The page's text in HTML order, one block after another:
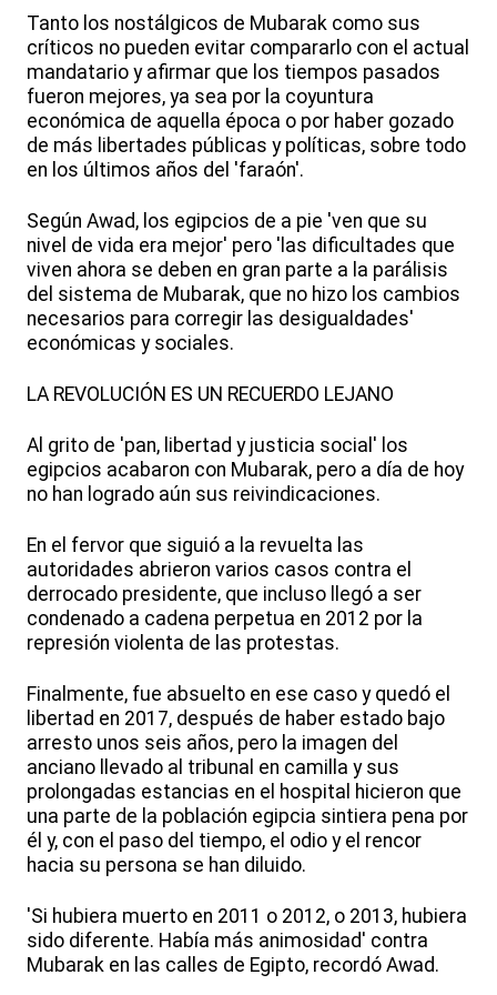
Tanto los nostálgicos de Mubarak como sus
críticos no pueden evitar compararlo con el actual
mandatario y afirmar que los tiempos pasados
fueron mejores, ya sea por la coyuntura
económica de aquella época o por haber gozado
de más libertades públicas y políticas, sobre todo
en los últimos años del 'faraón'.
Según Awad, los egipcios de a pie 'ven que su
nivel de vida era mejor' pero 'las dificultades que
viven ahora se deben en gran parte a la parálisis
del sistema de Mubarak, que no hizo los cambios
necesarios para corregir las desigualdades'
económicas y sociales.
LA REVOLUCIÓN ES UN RECUERDO LEJANO
Al grito de 'pan, libertad y justicia social' los
egipcios acabaron con Mubarak, pero a día de hoy
no han logrado aún sus reivindicaciones.
En el fervor que siguió a la revuelta las
autoridades abrieron varios casos contra el
derrocado presidente, que incluso llegó a ser
condenado a cadena perpetua en 2012 por la
represión violenta de las protestas.
Finalmente, fue absuelto en ese caso y quedó el
libertad en 2017, después de haber estado bajo
arresto unos seis años, pero la imagen del
anciano llevado al tribunal en camilla y sus
prolongadas estancias en el hospital hicieron que
una parte de la población egipcia sintiera pena por
él y, con el paso del tiempo, el odio y el rencor
hacia su persona se han diluido.
'Si hubiera muerto en 2011 o 2012, o 2013, hubiera
sido diferente. Había más animosidad' contra
Mubarak en las calles de Egipto, recordó Awad.